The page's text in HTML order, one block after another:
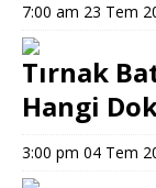
7:00 am 23 Tem
Tırnak
Hangi
3:00 pm 04 Tem